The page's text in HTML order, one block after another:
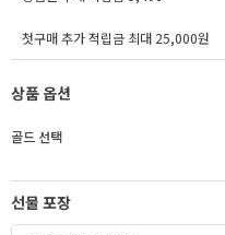
첫구매 추가 적립금 최대 25,000원
상품 옵션
골드 선택
선물 포장